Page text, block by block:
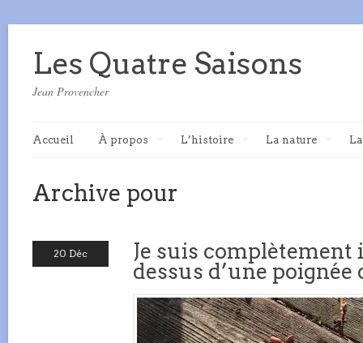
Les Quatre Saisons
Jean Provencher
Accueil À propos L’histoire La nature
Archive pour
20 Déc
Je suis
dessus d’une poignée